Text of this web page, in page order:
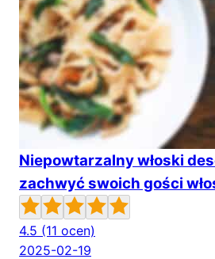
Niepowtarzalny włoski
zachwyć swoich gości
4.5 (11 ocen)
2025-02-19